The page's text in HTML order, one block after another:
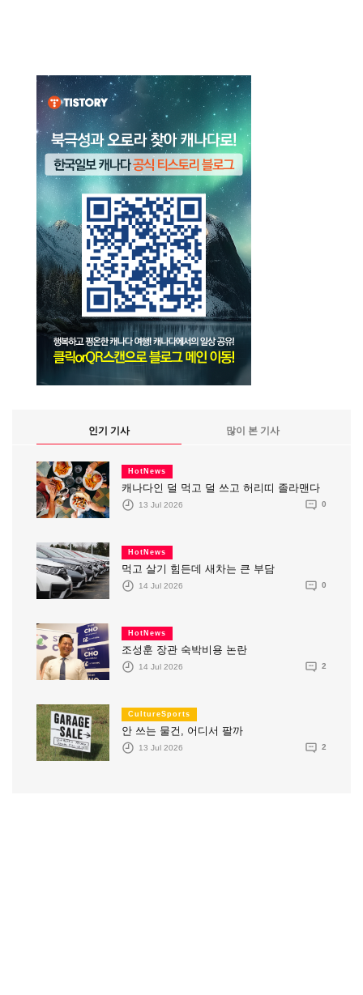
인기 기사 많이 본 기사
HotNews
캐나다인 덜 먹고 덜 쓰고 허리띠 졸라맨다
13 Jul 2026 0
HotNews
먹고 살기 힘든데 새차는 큰 부담
14 Jul 2026 0
HotNews
조성훈 장관 숙박비용 논란
14 Jul 2026 2
CultureSports
안 쓰는 물건, 어디서 팔까
13 Jul 2026 2